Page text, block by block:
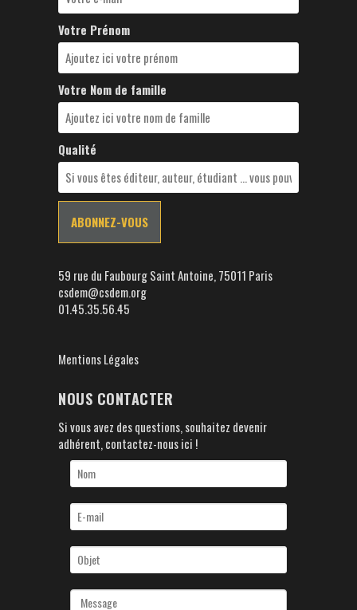
Votre Prénom
Votre Nom de famille
Qualité
59 rue du Faubourg Saint Antoine, 75011 Paris
csdem@csdem.org
01.45.35.56.45
Mentions Légales
NOUS CONTACTER
Si vous avez des questions, souhaitez devenir
adhérent, contactez-nous ici !